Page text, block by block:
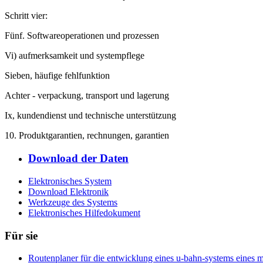
Schritt vier:
Fünf. Softwareoperationen und prozessen
Vi) aufmerksamkeit und systempflege
Sieben, häufige fehlfunktion
Achter - verpackung, transport und lagerung
Ix, kundendienst und technische unterstützung
10. Produktgarantien, rechnungen, garantien
Download der Daten
Elektronisches System
Download Elektronik
Werkzeuge des Systems
Elektronisches Hilfedokument
Für sie
Routenplaner für die entwicklung eines u-bahn-systems eines